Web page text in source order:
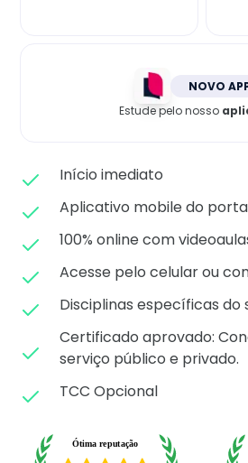
NOVO
Estude pelo nosso
Início imediato
Aplicativo mobile do
100% online com
Acesse pelo celular ou
Disciplinas específicas do
Certificado aprovado: C
serviço público e privado.
TCC Opcional